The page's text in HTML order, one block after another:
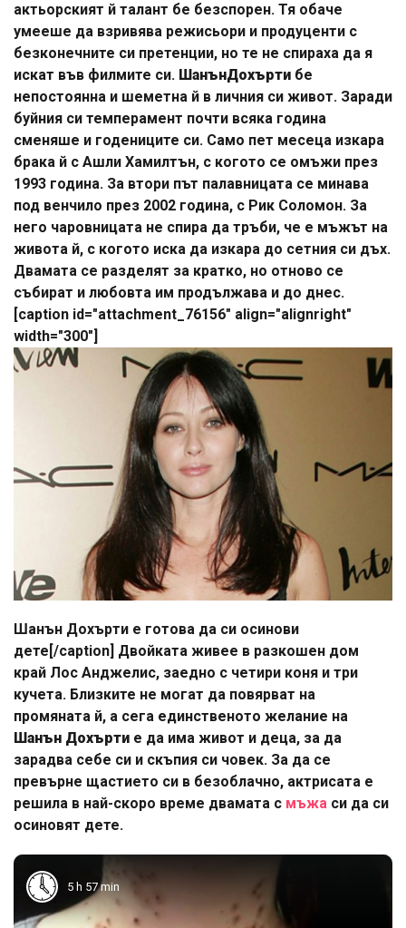
актьорският й талант бе безспорен. Тя обаче
умееше да взривява режисьори и продуценти с
безконечните си претенции, но те не спираха да я
искат във филмите си. ШанънДохърти бе
непостоянна и шеметна й в личния си живот. Заради
буйния си темперамент почти всяка година
сменяше и годениците си. Само пет месеца изкара
брака й с Ашли Хамилтън, с когото се омъжи през
1993 година. За втори път палавницата се минава
под венчило през 2002 година, с Рик Соломон. За
него чаровницата не спира да тръби, че е мъжът на
живота й, с когото иска да изкара до сетния си дъх.
Двамата се разделят за кратко, но отново се
събират и любовта им продължава и до днес.
[caption id="attachment_76156" align="alignright"
width="300"]
Шанън Дохърти е готова да си осинови
дете[/caption] Двойката живее в разкошен дом
край Лос Анджелис, заедно с четири коня и три
кучета. Близките не могат да повярват на
промяната й, а сега единственото желание на
Шанън Дохърти е да има живот и деца, за да
зарадва себе си и скъпия си човек. За да се
превърне щастието си в безоблачно, актрисата е
решила в най-скоро време двамата с мъжа си да си
осиновят дете.
5 h 57 min